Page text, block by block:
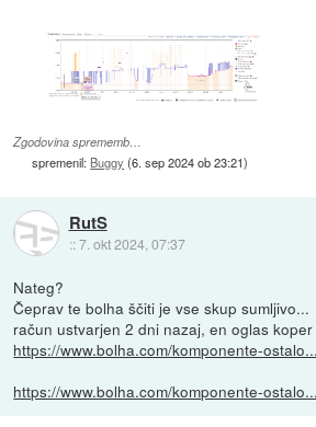
Zgodovina sprememb…
spremenil: Buggy (6. sep 2024 ob 23:21)
RutS
::7. okt 2024, 07:37
Nateg?
Čeprav te bolha ščiti je vse skup sumljivo...
račun ustvarjen 2 dni nazaj, en oglas
https://www.bolha.com/komponente-ostalo...
https://www.bolha.com/komponente-ostalo...